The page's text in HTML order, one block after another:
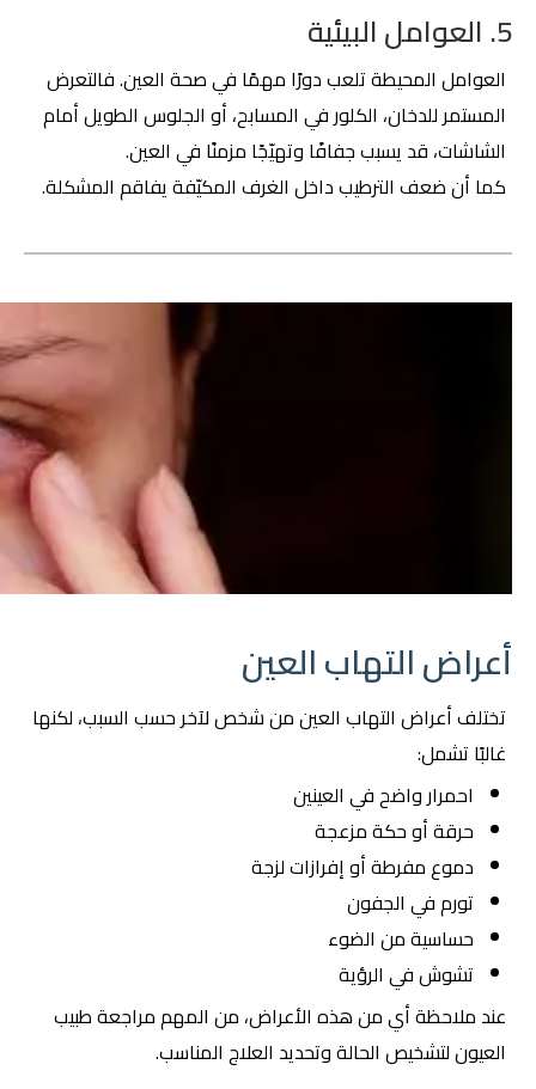
5. العوامل البيئية
العوامل المحيطة تلعب دورًا مهمًا في صحة العين. فالتعرض
المستمر للدخان، الكلور في المسابح، أو الجلوس الطويل أمام
الشاشات، قد يسبب جفافًا وتهيّجًا مزمنًا في العين.
كما أن ضعف الترطيب داخل الغرف المكيّفة يفاقم المشكلة.
أعراض التهاب العين
تختلف أعراض التهاب العين من شخص لآخر حسب السبب، لكنها
غالبًا تشمل:
احمرار واضح في العينين
حرقة أو حكة مزعجة
دموع مفرطة أو إفرازات لزجة
تورم في الجفون
حساسية من الضوء
تشوش في الرؤية
عند ملاحظة أي من هذه الأعراض، من المهم مراجعة طبيب
العيون لتشخيص الحالة وتحديد العلاج المناسب.